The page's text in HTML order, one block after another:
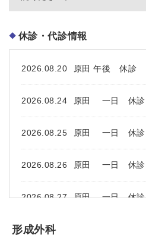
休診・代診情報
2026.08.20 原田 午後 休診
2026.08.24 原田 一日 休診
2026.08.25 原田 一日 休診
2026.08.26 原田 一日 休診
2026.08.27 原田 一日 休診
2026.08.28
形成外科